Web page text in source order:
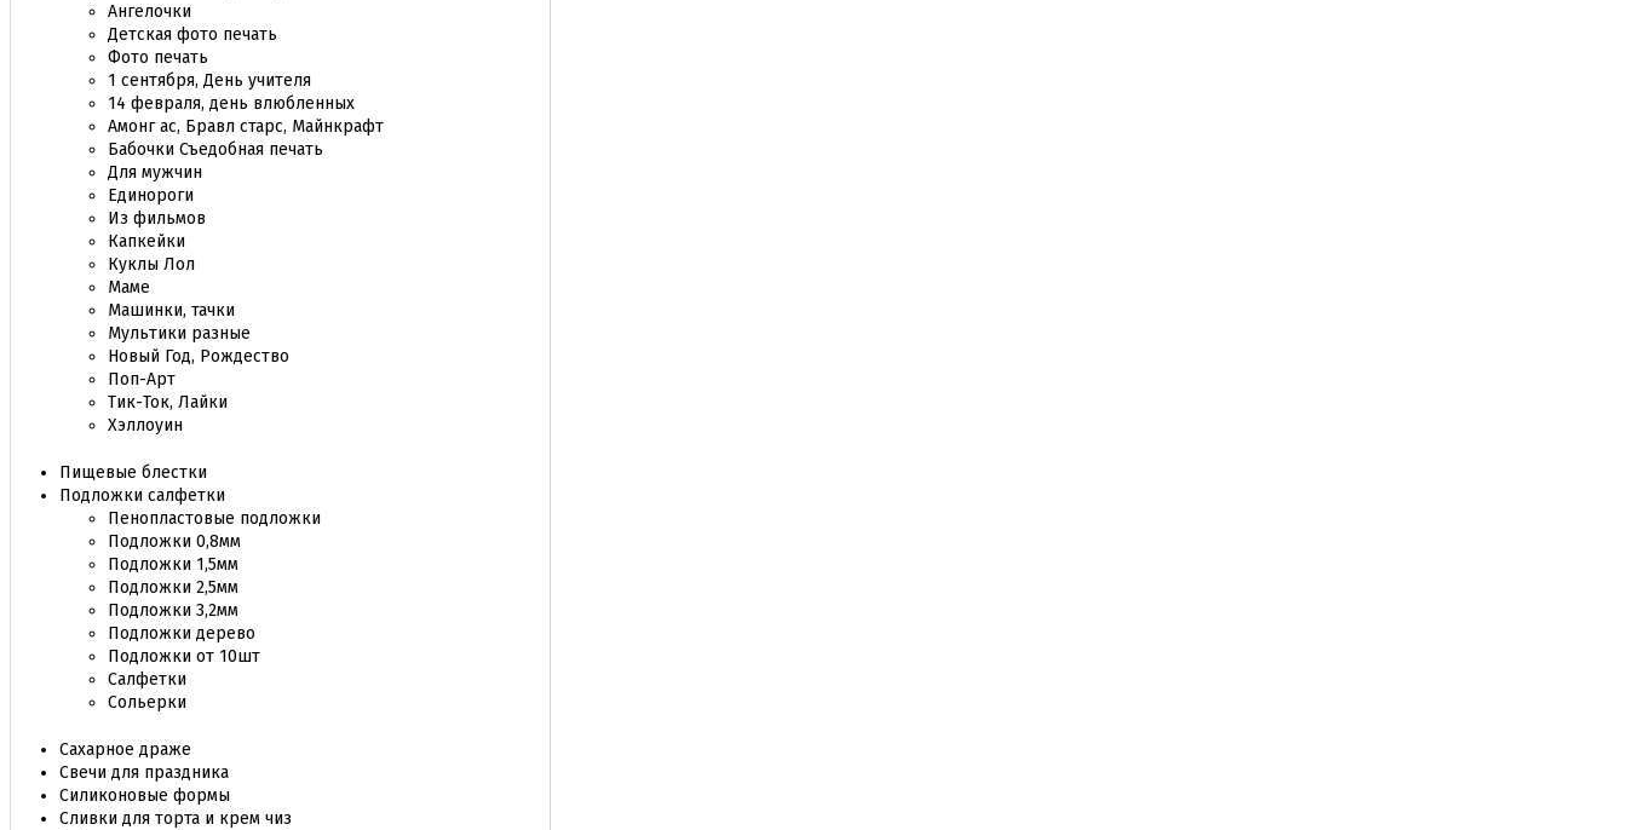
Ангелочки
Детская фото печать
Фото печать
1 сентября, День учителя
14 февраля, день влюбленных
Амонг ас, Бравл старс, Майнкрафт
Бабочки Съедобная печать
Для мужчин
Единороги
Из фильмов
Капкейки
Куклы Лол
Маме
Машинки, тачки
Мультики разные
Новый Год, Рождество
Поп-Арт
Тик-Ток, Лайки
Хэллоуин
Пищевые блестки
Подложки салфетки
Пенопластовые подложки
Подложки 0,8мм
Подложки 1,5мм
Подложки 2,5мм
Подложки 3,2мм
Подложки дерево
Подложки от 10шт
Салфетки
Сольерки
Сахарное драже
Свечи для праздника
Силиконовые формы
Сливки для торта и крем чиз